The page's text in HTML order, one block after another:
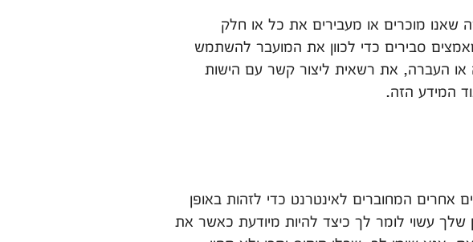
שאנו מוכרים או מעבירים את כל או חלק
סבירים כדי לכוון את המועבר להשתמש
או העברה, את רשאית ליצור קשר עם הישות
המידע הזה.
אחרים המחוברים לאינטרנט כדי לזהות באופן
עשוי לומר לך כיצד להיות מיודעת כאשר את